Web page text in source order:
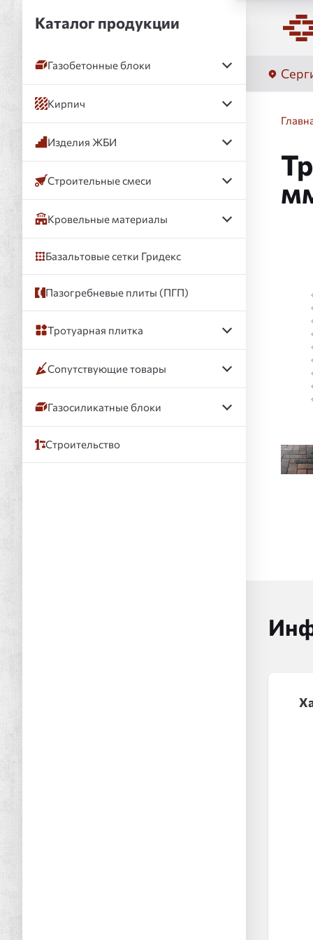
Каталог продукции
Газобетонные блоки
Кирпич
Изделия ЖБИ
Строительные смеси
Кровельные материалы
Базальтовые сетки Гридекс
Пазогребневые плиты (ПГП)
Тротуарная плитка
Сопутствующие товары
Газосиликатные блоки
Строительство